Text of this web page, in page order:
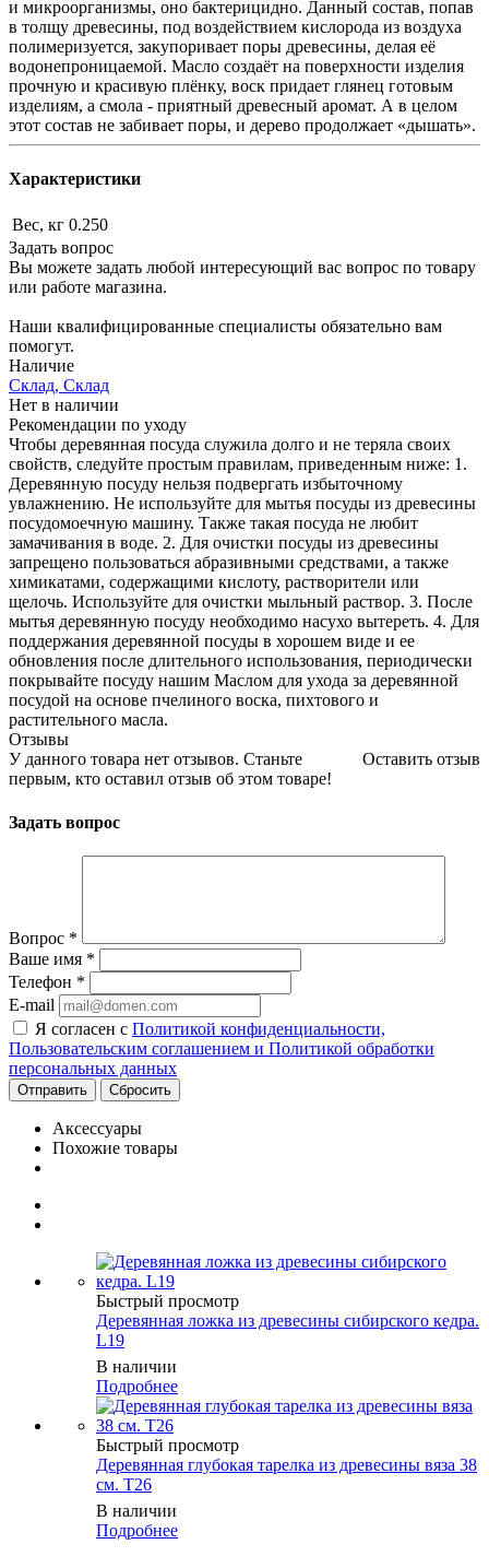
и микроорганизмы, оно бактерицидно. Данный состав, попав
в толщу древесины, под воздействием кислорода из воздуха
полимеризуется, закупоривает поры древесины, делая её
водонепроницаемой. Масло создаёт на поверхности изделия
прочную и красивую плёнку, воск придает глянец готовым
изделиям, а смола - приятный древесный аромат. А в целом
этот состав не забивает поры, и дерево продолжает «дышать».
Характеристики
Вес, кг 0.250
Задать вопрос
Вы можете задать любой интересующий вас вопрос по товару
или работе магазина.
Наши квалифицированные специалисты обязательно вам
помогут.
Наличие
Склад, Склад
Нет в наличии
Рекомендации по уходу
Чтобы деревянная посуда служила долго и не теряла своих
свойств, следуйте простым правилам, приведенным ниже: 1.
Деревянную посуду нельзя подвергать избыточному
увлажнению. Не используйте для мытья посуды из древесины
посудомоечную машину. Также такая посуда не любит
замачивания в воде. 2. Для очистки посуды из древесины
запрещено пользоваться абразивными средствами, а также
химикатами, содержащими кислоту, растворители или
щелочь. Используйте для очистки мыльный раствор. 3. После
мытья деревянную посуду необходимо насухо вытереть. 4. Для
поддержания деревянной посуды в хорошем виде и ее
обновления после длительного использования, периодически
покрывайте посуду нашим Маслом для ухода за деревянной
посудой на основе пчелиного воска, пихтового и
растительного масла.
Отзывы
Оставить отзыв
У данного товара нет отзывов. Станьте
первым, кто оставил отзыв об этом товаре!
Задать вопрос
Вопрос *
Ваше имя *
Телефон *
E-mail
Я согласен с Политикой конфиденциальности,
Пользовательским соглашением и Политикой обработки
персональных данных
Сбросить
Аксессуары
Похожие товары
Быстрый просмотр
Деревянная ложка из древесины сибирского кедра.
L19
В наличии
Подробнее
Быстрый просмотр
Деревянная глубокая тарелка из древесины вяза 38
см. T26
В наличии
Подробнее